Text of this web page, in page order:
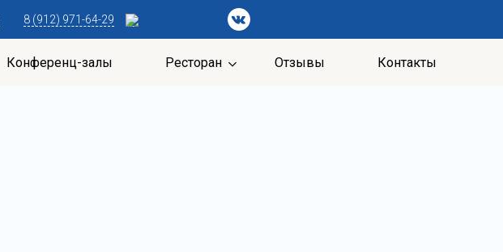
8 (912) 971-64-29
Конференц-залы Ресторан Отзывы Контакты